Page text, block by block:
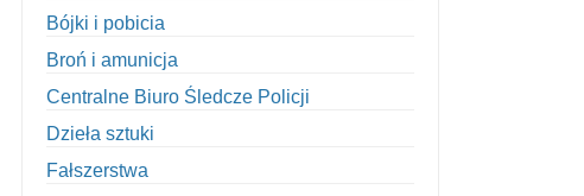
Bójki i pobicia
Broń i amunicja
Centralne Biuro Śledcze Policji
Dzieła sztuki
Fałszerstwa